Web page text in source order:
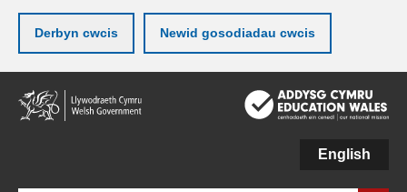
Derbyn cwcis Newid gosodiadau cwcis
Neidio
i'r
prif
English